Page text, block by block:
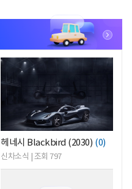
<
헤네시 Blackbird (2030) (0)
신차소식 | 조회 797